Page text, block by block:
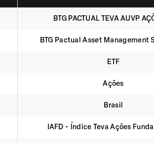
BTG PACTUAL TEVA AUVP
BTG Pactual Asset Management
ETF
Ações
Brasil
IAFD - Índice Teva Ações